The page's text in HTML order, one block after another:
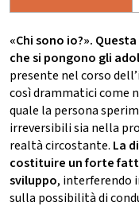
«Chi sono io?».
che si pongono gli
presente nel corso
così drammatici come
quale la persona
irreversibili sia nella
realtà circostante. La
costituire un forte
sviluppo, interferendo
sulla possibilità di